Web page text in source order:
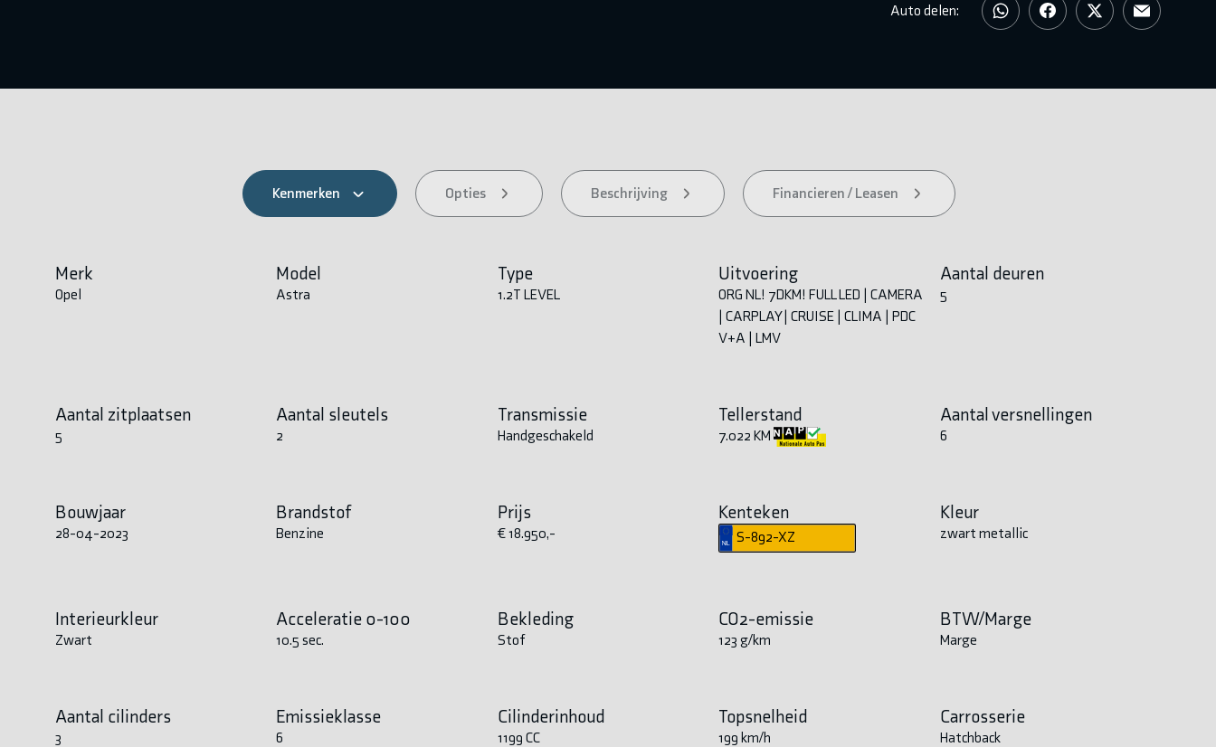
Auto delen:
Kenmerken Opties Beschrijving Financieren / Leasen
Merk
Opel
Model
Astra
Type
1.2T LEVEL
Uitvoering
ORG NL! 7DKM! FULL LED | CAMERA
| CARPLAY | CRUISE | CLIMA | PDC
V+A | LMV
Aantal deuren
5
Aantal zitplaatsen
5
Aantal sleutels
2
Transmissie
Handgeschakeld
Tellerstand
7.022 KM
Aantal versnellingen
6
Bouwjaar
28-04-2023
Brandstof
Benzine
Prijs
€ 18.950,-
Kenteken
S-892-XZ
Kleur
zwart metallic
Interieurkleur
Zwart
Acceleratie 0-100
10.5 sec.
Bekleding
Stof
CO2-emissie
123 g/km
BTW/Marge
Marge
Aantal cilinders
3
Emissieklasse
6
Cilinderinhoud
1199 CC
Topsnelheid
199 km/h
Carrosserie
Hatchback